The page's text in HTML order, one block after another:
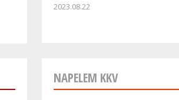
2023.08.22
NAPELEM KKV